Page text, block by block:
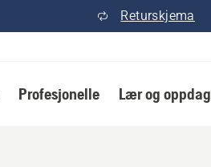
Returskjema
Profesjonelle Lær og oppdag